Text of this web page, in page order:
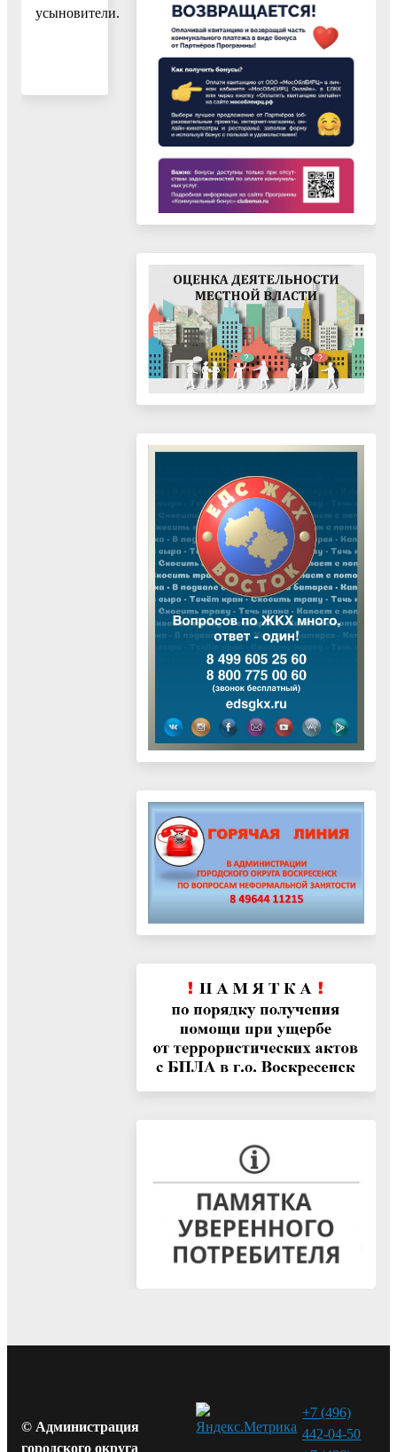
усыновители.
© Администрация
городского округа
+7 (496)
442-04-50